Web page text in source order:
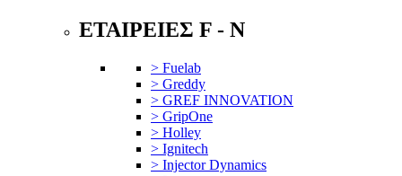
ΕΤΑΙΡΕΙΕΣ F - N
> Fuelab
> Greddy
> GREF INNOVATION
> GripOne
> Holley
> Ignitech
> Injector Dynamics